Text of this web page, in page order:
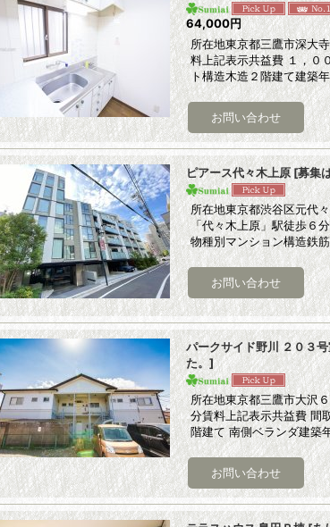
64,000円
所在地東京都三鷹市深大
料上記表示共益費 １，０
ト構造木造２階建て建築
ピアース代々木上原 [募集
所在地東京都渋谷区元代
「代々木上原」駅徒歩６
物種別マンション構造鉄
パークサイド野川 ２０３
た。]
所在地東京都三鷹市大沢
分賃料上記表示共益費 間
階建て 南側ベランダ建築